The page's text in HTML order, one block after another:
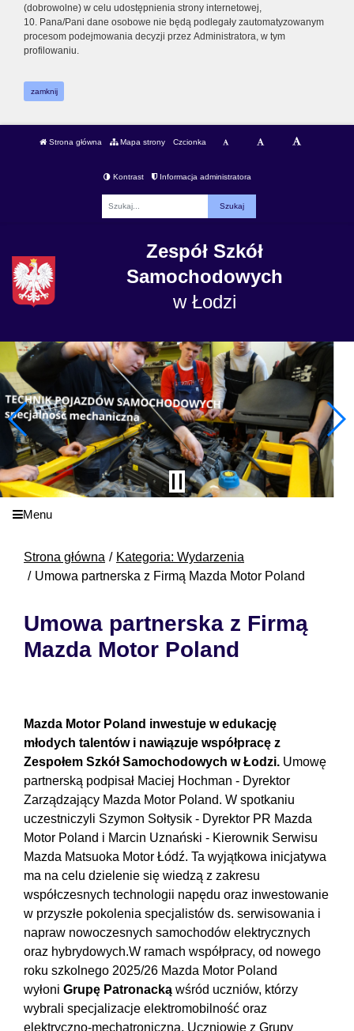
(dobrowolne) w celu udostępnienia strony internetowej,
10. Pana/Pani dane osobowe nie będą podlegały zautomatyzowanym
procesom podejmowania decyzji przez Administratora, w tym
profilowaniu.
zamknij
Strona główna Mapa strony Czcionka
Kontrast Informacja administratora
Zespół Szkół
Samochodowych
w Łodzi
Menu
Strona główna
Kategoria: Wydarzenia
Umowa partnerska z Firmą Mazda Motor Poland
Umowa partnerska z Firmą
Mazda Motor Poland
Mazda Motor Poland inwestuje w edukację
młodych talentów i nawiązuje współpracę z
Zespołem Szkół Samochodowych w Łodzi. Umowę
partnerską podpisał Maciej Hochman - Dyrektor
Zarządzający Mazda Motor Poland. W spotkaniu
uczestniczyli Szymon Sołtysik - Dyrektor PR Mazda
Motor Poland i Marcin Uznański - Kierownik Serwisu
Mazda Matsuoka Motor Łódź. Ta wyjątkowa inicjatywa
ma na celu dzielenie się wiedzą z zakresu
współczesnych technologii napędu oraz inwestowanie
w przyszłe pokolenia specjalistów ds. serwisowania i
napraw nowoczesnych samochodów elektrycznych
oraz hybrydowych.W ramach współpracy, od nowego
roku szkolnego 2025/26 Mazda Motor Poland
wyłoni Grupę Patronacką wśród uczniów, którzy
wybrali specjalizacje elektromobilność oraz
elektryczno-mechatroniczną. Uczniowie z Grupy